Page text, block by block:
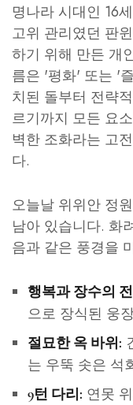
명나라 시대인 16
고위 관리였던 판
하기 위해 만든 개
름은 '평화' 또는 '
치된 돌부터 전략
르기까지 모든 요
벽한 조화라는 고
다.
오늘날 위위안 정
남아 있습니다. 화
음과 같은 풍경을
행복과 장수의
으로 장식된 웅
절묘한 옥 바위:
는 우뚝 솟은 석
9턴 다리: 연못